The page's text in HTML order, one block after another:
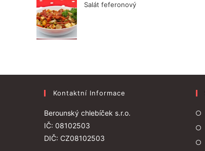
Salát feferonový
Kontaktní Informace
Berounský chlebíček s.r.o.
IČ: 08102503
DIČ: CZ08102503